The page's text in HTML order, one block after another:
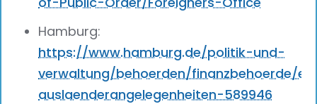
Hamburg:
https://www.hamburg.de/politik-und-
verwaltung/behoerden/finanzbehoerde/
auslaenderangelegenheiten-589946